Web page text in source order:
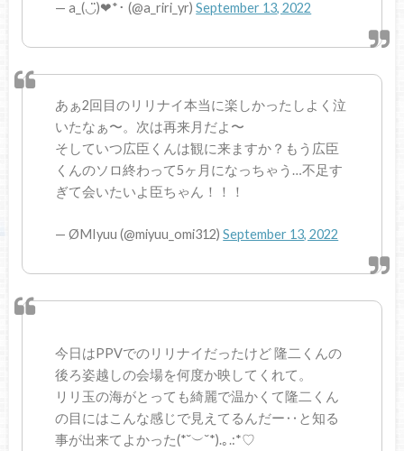
— a_(◡̈)❤︎*･ (@a_riri_yr)September 13, 2022
あぁ2回目のリリナイ本当に楽しかったしよく泣
いたなぁ〜。次は再来月だよ〜
そしていつ広臣くんは観に来ますか？もう広臣
くんのソロ終わって5ヶ月になっちゃう…不足す
ぎて会いたいよ臣ちゃん！！！
— ØMIyuu (@miyuu_omi312)September 13, 2022
今日はPPVでのリリナイだったけど 隆二くんの
後ろ姿越しの会場を何度か映してくれて。
リリ玉の海がとっても綺麗で温かくて隆二くん
の目にはこんな感じで見えてるんだー‥と知る
事が出来てよかった(*˘︶˘*).｡.:*♡